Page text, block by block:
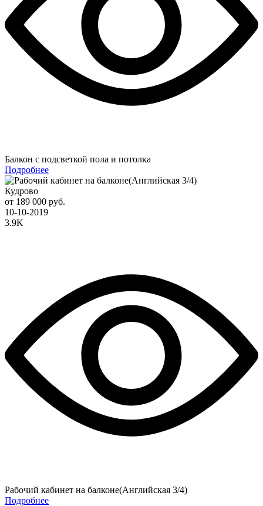
Балкон с подсветкой пола и потолка
Подробнее
Кудрово
от 189 000 руб.
10-10-2019
3.9K
Рабочий кабинет на балконе(Английская 3/4)
Подробнее